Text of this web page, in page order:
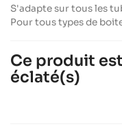
S'adapte sur tous les
Pour tous types de
Ce produit
éclaté(s)